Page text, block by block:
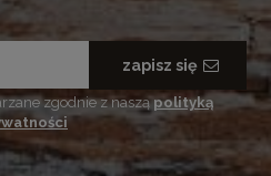
zapisz się
zgodnie z naszą polityką